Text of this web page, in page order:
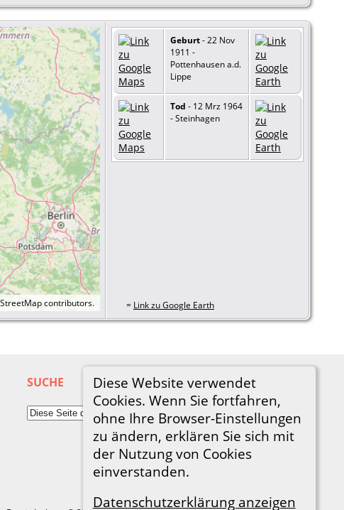
Diese Website verwendet
Cookies. Wenn Sie fortfahren,
ohne Ihre Browser-Einstellungen
zu ändern, erklären Sie sich mit
der Nutzung von Cookies
einverstanden.
Datenschutzerklärung anzeigen
contributors.
Geburt- 22 Nov
1911 -
Pottenhausen a.d.
Lippe
Tod - 12 Mrz 1964
- Steinhagen
= Link zu Google Earth
SUCHE